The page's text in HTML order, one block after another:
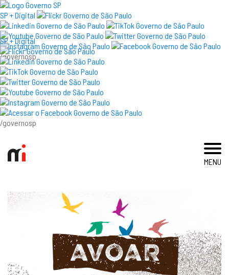
SP + Digital
/governosp
SP + Digital
/governosp
MENU
×
visite
exposições e eventos
acervo e pesquisa
museu
educativo
gestão